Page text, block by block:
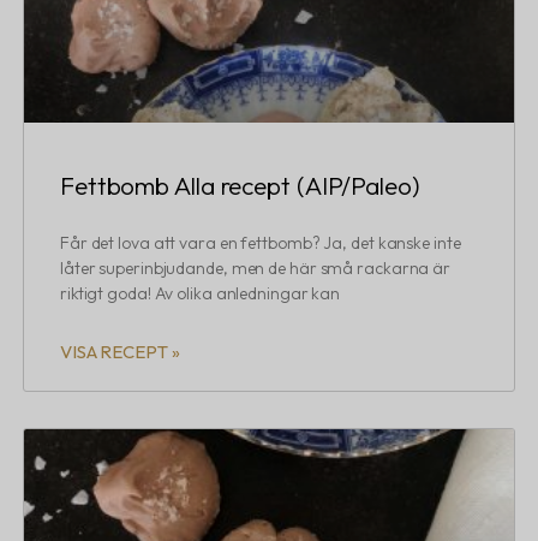
Fettbomb Alla recept (AIP/Paleo)
Får det lova att vara en fettbomb? Ja, det kanske inte
låter superinbjudande, men de här små rackarna är
riktigt goda! Av olika anledningar kan
VISA RECEPT »